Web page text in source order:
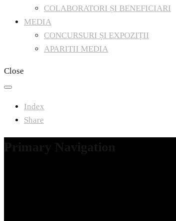
COLABORATORI ȘI BENEFICIARI
MEDIA
CONCURSURI ȘI EXPOZIȚII
APARITII MEDIA
Close
Index
Share